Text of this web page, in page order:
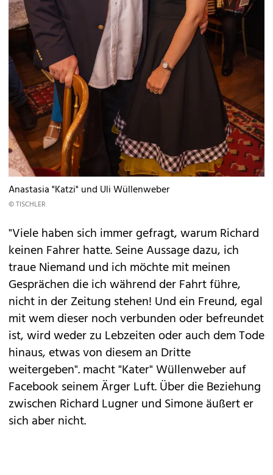
Anastasia "Katzi" und Uli Wüllenweber
© TISCHLER
"Viele haben sich immer gefragt, warum Richard
keinen Fahrer hatte. Seine Aussage dazu, ich
traue Niemand und ich möchte mit meinen
Gesprächen die ich während der Fahrt führe,
nicht in der Zeitung stehen! Und ein Freund, egal
mit wem dieser noch verbunden oder befreundet
ist, wird weder zu Lebzeiten oder auch dem Tode
hinaus, etwas von diesem an Dritte
weitergeben". macht "Kater" Wüllenweber auf
Facebook seinem Ärger Luft. Über die Beziehung
zwischen Richard Lugner und Simone äußert er
sich aber nicht.